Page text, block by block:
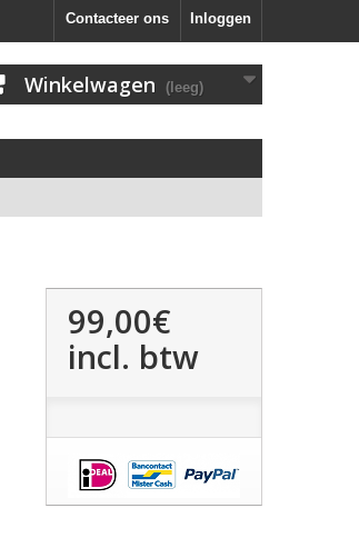
Inloggen
Contacteer ons
Winkelwagen (leeg)
99,00€
incl. btw